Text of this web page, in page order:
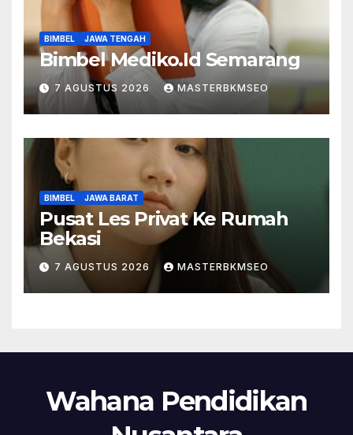
BIMBEL JAWA TENGAH
Bimbel Mediko.Id Semarang
7 AGUSTUS 2026 MASTERBKMSEO
BIMBEL JAWA BARAT
Pusat Les Privat Ke Rumah
Bekasi
7 AGUSTUS 2026 MASTERBKMSEO
Wahana Pendidikan